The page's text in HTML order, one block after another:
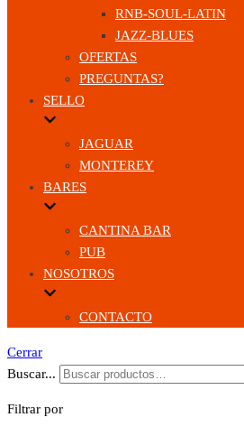
RNB-SOUL-LATIN
JAZZ-BLUES
OFERTAS
PREGUNTAS?
SELLO
JAGUAR
MONTEREY
BARES
CANTINA BAR
PUB
NOSOTROS
CONTACTO
Cerrar
Buscar...
Filtrar por